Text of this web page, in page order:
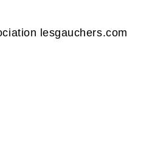
lesgauchers.com